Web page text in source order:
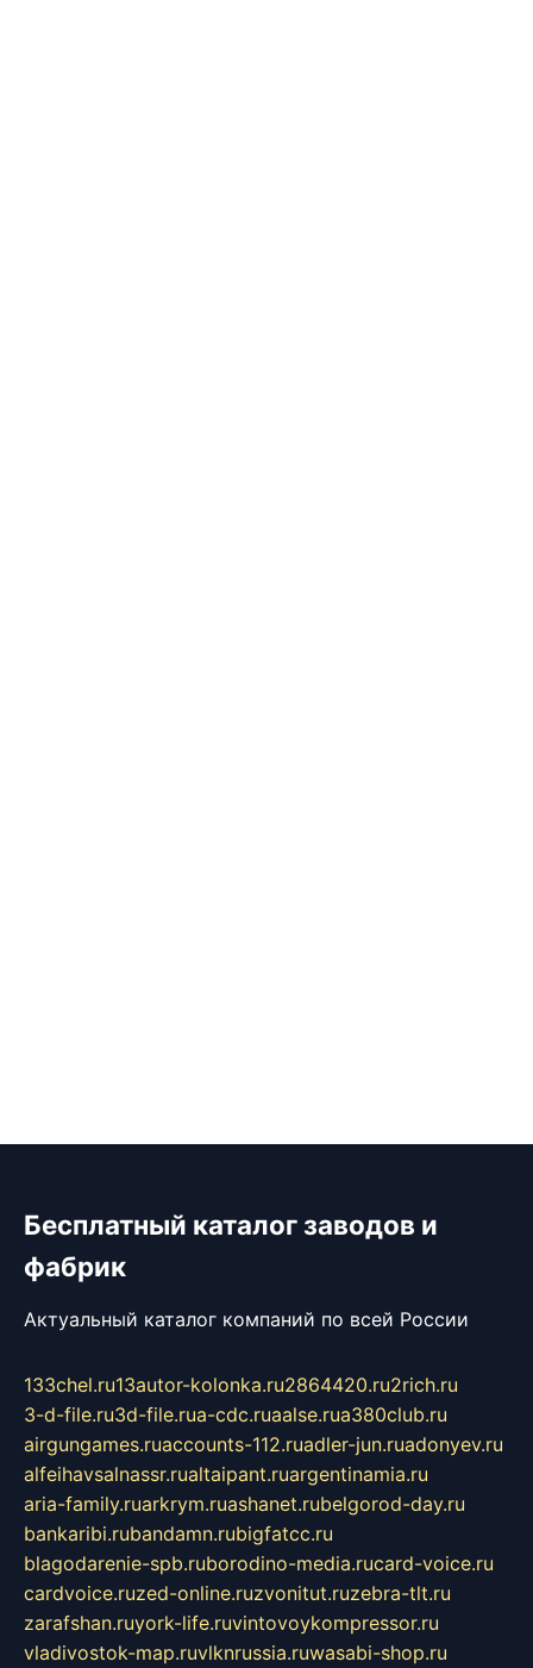
Бесплатный каталог заводов и
фабрик
Актуальный каталог компаний по всей России
133chel.ru13autor-kolonka.ru2864420.ru2rich.ru
3-d-file.ru3d-file.rua-cdc.ruaalse.rua380club.ru
airgungames.ruaccounts-112.ruadler-jun.ruadonyev.ru
alfeihavsalnassr.rualtaipant.ruargentinamia.ru
aria-family.ruarkrym.ruashanet.rubelgorod-day.ru
bankaribi.rubandamn.rubigfatcc.ru
blagodarenie-spb.ruborodino-media.rucard-voice.ru
cardvoice.ruzed-online.ruzvonitut.ruzebra-tlt.ru
zarafshan.ruyork-life.ruvintovoykompressor.ru
vladivostok-map.ruvlknrussia.ruwasabi-shop.ru